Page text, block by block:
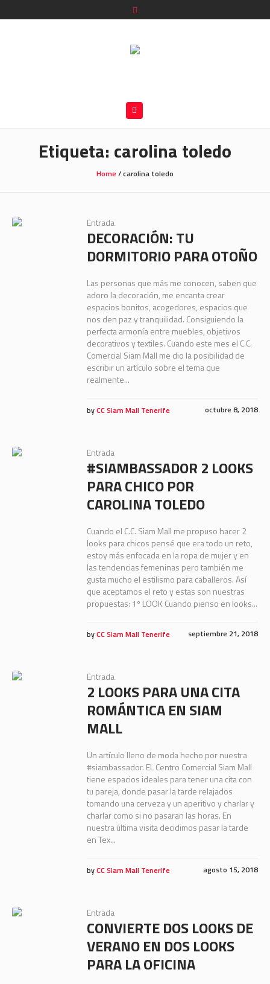
Etiqueta: carolina toledo
Home/carolina toledo
Entrada
DECORACIÓN: TU
DORMITORIO PARA OTOÑO
Las personas que más me conocen, saben que
adoro la decoración, me encanta crear
espacios bonitos, acogedores, espacios que
nos den paz y tranquilidad. Consiguiendo la
perfecta armonía entre muebles, objetivos
decorativos y textiles. Cuando este mes el C.C.
Comercial Siam Mall me dio la posibilidad de
escribir un artículo sobre el tema que
realmente...
octubre 8, 2018
byCC Siam Mall Tenerife
Entrada
#SIAMBASSADOR 2 LOOKS
PARA CHICO POR
CAROLINA TOLEDO
Cuando el C.C. Siam Mall me propuso hacer 2
looks para chicos pensé que era todo un reto,
estoy más enfocada en la ropa de mujer y en
las tendencias femeninas pero también me
gusta mucho el estilismo para caballeros. Así
que aceptamos el reto y estas son nuestras
propuestas: 1º LOOK Cuando pienso en looks...
septiembre 21, 2018
byCC Siam Mall Tenerife
Entrada
2 LOOKS PARA UNA CITA
ROMÁNTICA EN SIAM
MALL
Un artículo lleno de moda hecho por nuestra
#siambassador. EL Centro Comercial Siam Mall
tiene espacios ideales para tener una cita con
tu pareja, donde pasar la tarde relajados
tomando una cerveza y un aperitivo y charlar y
charlar como si no pasaran las horas. En
nuestra última visita decidimos pasar la tarde
en Tex...
agosto 15, 2018
byCC Siam Mall Tenerife
Entrada
CONVIERTE DOS LOOKS DE
VERANO EN DOS LOOKS
PARA LA OFICINA